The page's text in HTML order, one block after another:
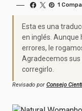
1
Esta es una
en inglés. Aunque
errores, le
Agradecemos
corregirlo.
Revisado por Consejo